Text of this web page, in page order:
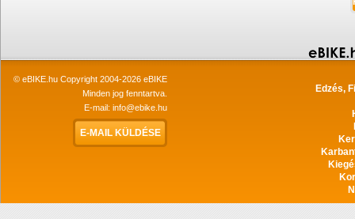
© eBIKE.hu Copyright 2004-2026 eBIKE
Minden jog fenntartva.
E-mail: info@ebike.hu
E-MAIL KÜLDÉSE
Edzés,